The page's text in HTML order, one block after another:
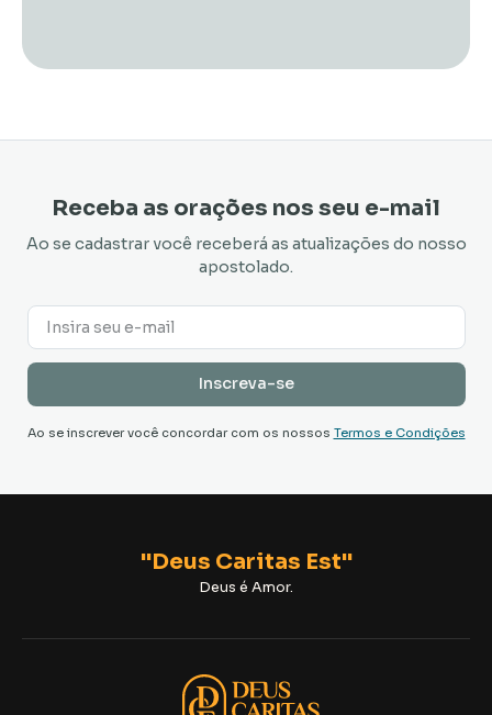
Receba as orações nos seu e-mail
Ao se cadastrar você receberá as atualizações do nosso
apostolado.
Ao se inscrever você concordar com os nossos Termos e Condições
"Deus Caritas Est"
Deus é Amor.